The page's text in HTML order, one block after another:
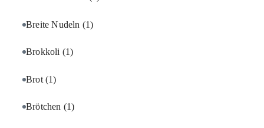
Breite Nudeln (1)
Brokkoli (1)
Brot (1)
Brötchen (1)